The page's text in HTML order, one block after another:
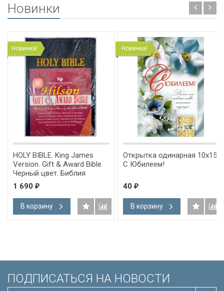
Новинки
Новинка!
HOLY BIBLE. King James
Version. Gift & Award Bible.
Черный цвет. Библия
Короля Иакова на
английском языке.
Словарь, карты, закладка,
подарочная вкладка, слова
Иисуса выделены красным
1 690 ₽
В корзину
Новинка!
Открытка одинарная 10x15:
С Юбилеем!
40 ₽
В корзину
ПОДПИСАТЬСЯ НА НОВОСТИ